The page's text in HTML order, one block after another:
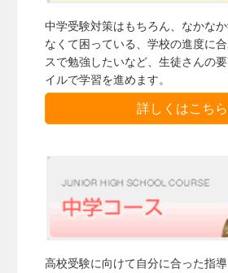
中学受験対策はもちろん、なかな
なくて困っている、学校の進度に
スで勉強したいなど、生徒さんの
イルで学習を進めます。
詳しくはこちら
高校受験に向けて自分に合った指